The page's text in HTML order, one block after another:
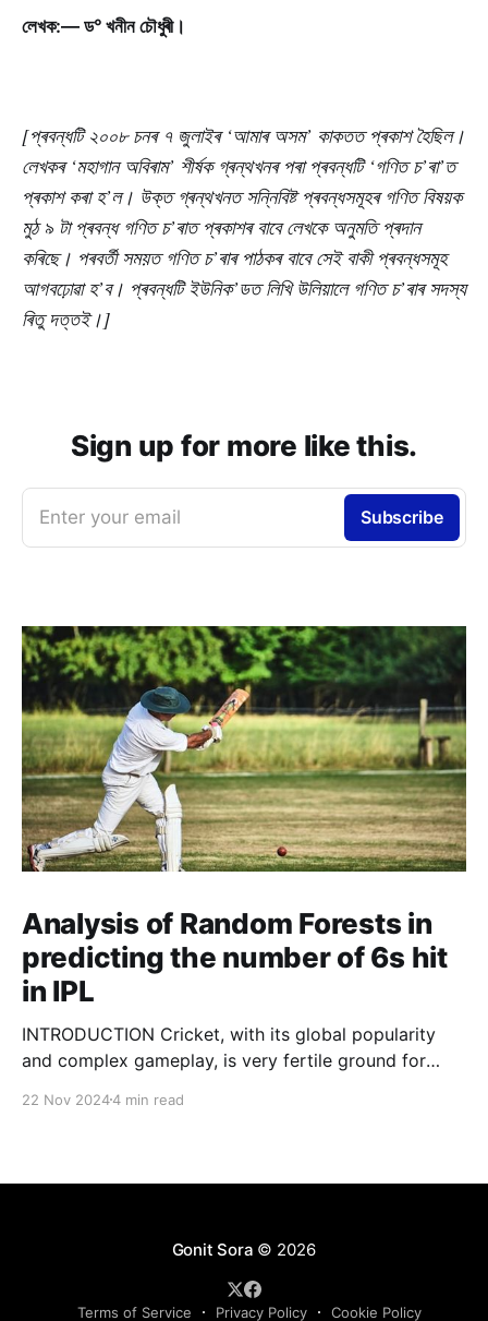
লেখক:— ড° খনীন চৌধুৰী।
[প্ৰবন্ধটি ২০০৮ চনৰ ৭ জুলাইৰ ‘আমাৰ অসম’ কাকতত প্ৰকাশ হৈছিল।
লেখকৰ ‘মহাগান অবিৰাম’ শীৰ্ষক গ্ৰন্থখনৰ পৰা প্ৰবন্ধটি ‘গণিত চ’ৰা’ত
প্ৰকাশ কৰা হ’ল। উক্ত গ্ৰন্থখনত সন্নিবিষ্ট প্ৰবন্ধসমূহৰ গণিত বিষয়ক
মুঠ ৯ টা প্ৰবন্ধ গণিত চ’ৰাত প্ৰকাশৰ বাবে লেখকে অনুমতি প্ৰদান
কৰিছে। পৰবৰ্তী সময়ত গণিত চ’ৰাৰ পাঠকৰ বাবে সেই বাকী প্ৰবন্ধসমূহ
আগবঢ়োৱা হ’ব। প্ৰবন্ধটি ইউনিক’ডত লিখি উলিয়ালে গণিত চ’ৰাৰ সদস্য
ৰিতু দত্তই।]
Sign up for more like this.
Enter your email Subscribe
Analysis of Random Forests in
predicting the number of 6s hit
in IPL
INTRODUCTION Cricket, with its global popularity
and complex gameplay, is very fertile ground for
offer unique opportunities for analytical
predictions, player selection, match outcomes, or
22 Nov 20244 min read
Gonit Sora © 2026
Terms of Service Privacy Policy Cookie Policy